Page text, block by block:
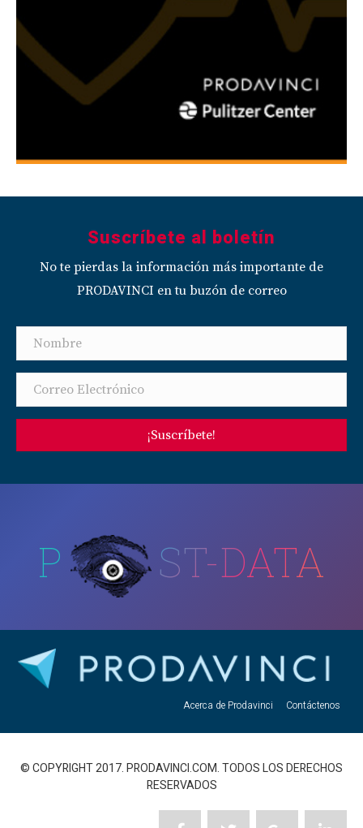
Suscríbete al boletín
No te pierdas la información más importante de
PRODAVINCI en tu buzón de correo
¡Suscríbete!
P ST-DATA
Acerca de Prodavinci Contáctenos
© COPYRIGHT 2017. PRODAVINCI.COM. TODOS LOS DERECHOS
RESERVADOS